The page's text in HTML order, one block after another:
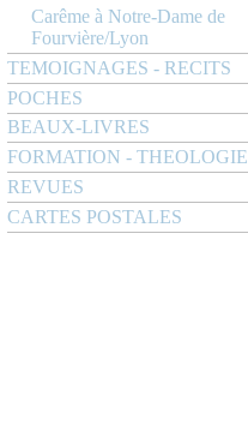
Carême à Notre-Dame de
Fourvière/Lyon
TEMOIGNAGES - RECITS
POCHES
BEAUX-LIVRES
FORMATION - THEOLOGIE
REVUES
CARTES POSTALES